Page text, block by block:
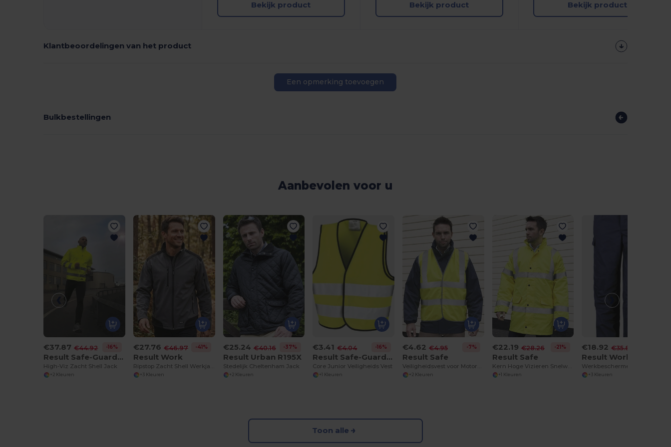
Bekijk product Bekijk product Bekijk product
Klantbeoordelingen van het product
Een opmerking toevoegen
Bulkbestellingen
Aanbevolen voor u
€37.87 €44.92 -16%
Result Safe-Guard R117X
High-Viz Zacht Shell Jack
+2 Kleuren
€27.76 €46.97 -41%
Result Work
+3 Kleuren
€25.24 €40.16 -37%
Result Urban R195X
Stedelijk Cheltenham Jack
+2 Kleuren
€3.41 €4.04 -16%
Result Safe-Guard R200J
Core Junior Veiligheids Vest
+1 Kleuren
€4.62 €4.95 -7%
Result Safe
+2 Kleuren
€22.19 €28.26 -21%
Result Safe
Kern Hoge Vizieren Snelweg Jas
+1 Kleuren
€18.92 €35.80
Result Work
+3 Kleuren
Toon alle